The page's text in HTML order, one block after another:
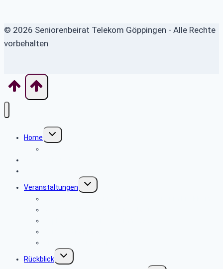
© 2026 Seniorenbeirat Telekom Göppingen - Alle Rechte
vorbehalten
Home
Untermenü
umschalten
Veranstaltungen
Untermenü
umschalten
Rückblick
Untermenü
umschalten